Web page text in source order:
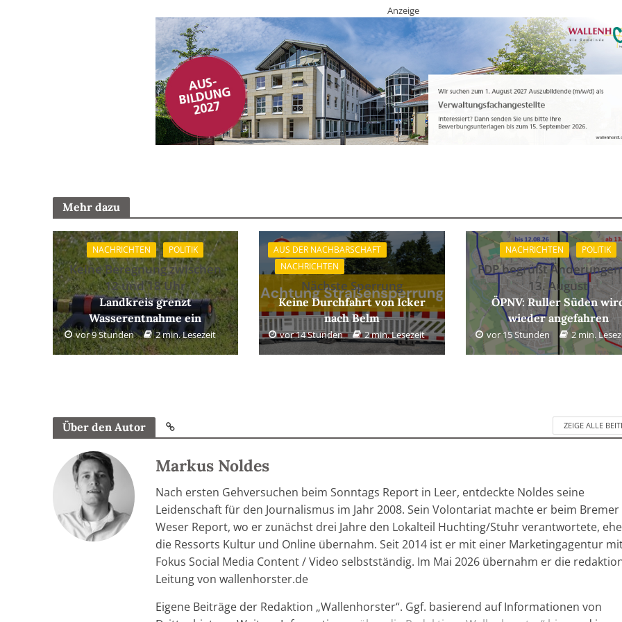
Anzeige
Mehr dazu
NACHRICHTEN POLITIK
Keine Beregnung zwischen
12 und 18 Uhr
Landkreis grenzt
Wasserentnahme ein
vor 9 Stunden 2 min. Lesezeit
AUS DER NACHBARSCHAFT
NACHRICHTEN
Nächste Sperrung
Keine Durchfahrt von Icker
nach Belm
vor 14 Stunden 2 min. Lesezeit
NACHRICHTEN POLITIK
FDP begrüßt
13. August
ÖPNV: Ruller Süden
wieder angefahren
vor 15 Stunden 2 min.
Über den Autor ZEIGE ALLE
Markus Noldes
Nach ersten Gehversuchen beim Sonntags Report in Leer, entdeckte Noldes seine
Leidenschaft für den Journalismus im Jahr 2008. Sein Volontariat machte er beim Bremer
Weser Report, wo er zunächst drei Jahre den Lokalteil Huchting/Stuhr verantwortete,
die Ressorts Kultur und Online übernahm. Seit 2014 ist er mit einer Marketingagentur
Fokus Social Media Content / Video selbstständig. Im Mai 2026 übernahm er die
Leitung von wallenhorster.de
Eigene Beiträge der Redaktion „Wallenhorster“. Ggf. basierend auf Informationen von